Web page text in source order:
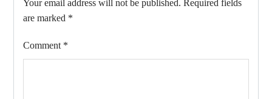
Your email address will not be published. Required fields
are marked *
Comment *